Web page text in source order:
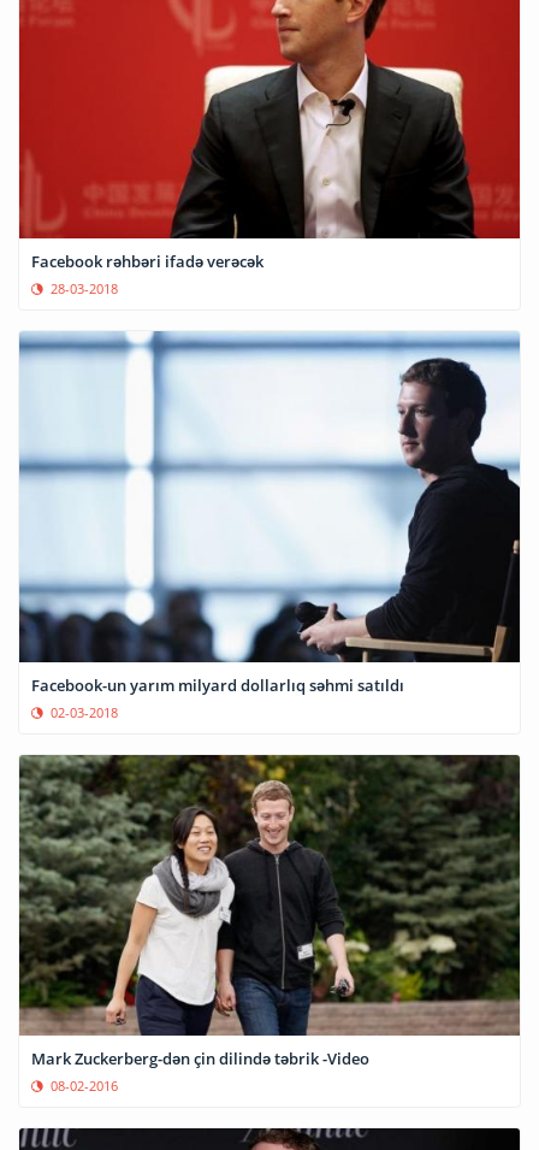
Facebook rəhbəri ifadə verəcək
28-03-2018
Facebook-un yarım milyard dollarlıq səhmi satıldı
02-03-2018
Mark Zuckerberg-dən çin dilində təbrik -Video
08-02-2016